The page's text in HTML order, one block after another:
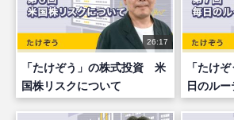
26:17
「たけぞう」の株式投資 米
国株リスクについて
「たけ
日のル